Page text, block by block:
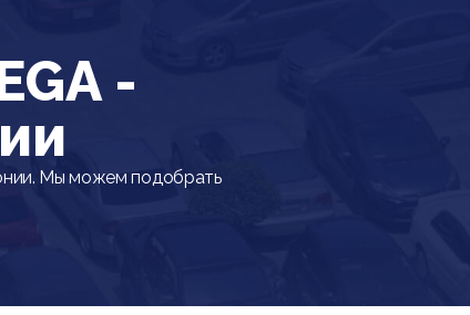
-
Мы можем подобрать